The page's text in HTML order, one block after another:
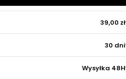
39,00 zł
30 dni
Wysyłka 48H